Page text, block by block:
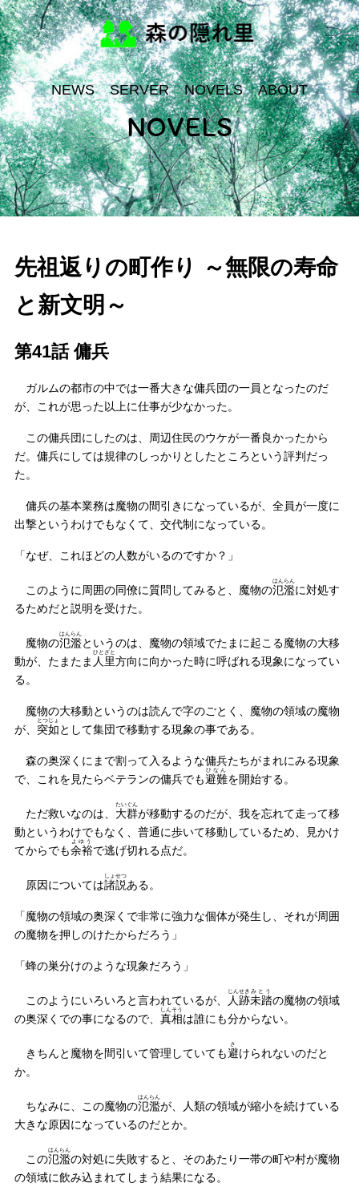
NEWS SERVER NOVELS ABOUT
NOVELS
先祖返りの町作り ～無限の寿命
と新文明～
第41話 傭兵
ガルムの都市の中では一番大きな傭兵団の一員となったのだ
が、これが思った以上に仕事が少なかった。
この傭兵団にしたのは、周辺住民のウケが一番良かったから
だ。傭兵にしては規律のしっかりとしたところという評判だっ
た。
傭兵の基本業務は魔物の間引きになっているが、全員が一度に
出撃というわけでもなくて、交代制になっている。
「なぜ、これほどの人数がいるのですか？」
このように周囲の同僚に質問してみると、魔物の氾濫
はんらん
に対処す
るためだと説明を受けた。
魔物の氾濫
はんらん
というのは、魔物の領域でたまに起こる魔物の大移
動が、たまたま 人里
ひとざと
方向に向かった時に呼ばれる現象になってい
る。
魔物の大移動というのは読んで字のごとく、魔物の領域の魔物
が、 突如
とつじょ
として集団で移動する現象の事である。
森の奥深くにまで割って入るような傭兵たちがまれにみる現象
で、これを見たらベテランの傭兵でも避難
ひなん
を開始する。
ただ救いなのは、 大群
たいぐん
が移動するのだが、我を忘れて走って移
動というわけでもなく、普通に歩いて移動しているため、見かけ
てからでも余裕
よゆう
で逃げ切れる点だ。
原因については諸説
しょせつ
ある。
「魔物の領域の奥深くで非常に強力な個体が発生し、それが周囲
の魔物を押しのけたからだろう」
「蜂の巣分けのような現象だろう」
このようにいろいろと言われているが、 人跡
じんせき
未踏
みとう
の魔物の領域
の奥深くでの事になるので、 真相
しんそう
は誰にも分からない。
きちんと魔物を間引いて管理していても避
さ
けられないのだと
か。
ちなみに、この魔物の氾濫
はんらん
が、人類の領域が縮小を続けている
大きな原因になっているのだとか。
この氾濫
はんらん
の対処に失敗すると、そのあたり一帯の町や村が魔物
の領域に飲み込まれてしまう結果になる。